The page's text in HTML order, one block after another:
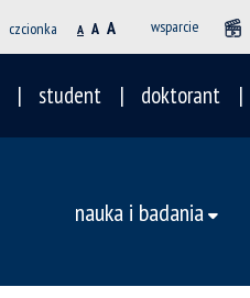
czcionka A A A wsparcie
student doktorant
nauka i badania